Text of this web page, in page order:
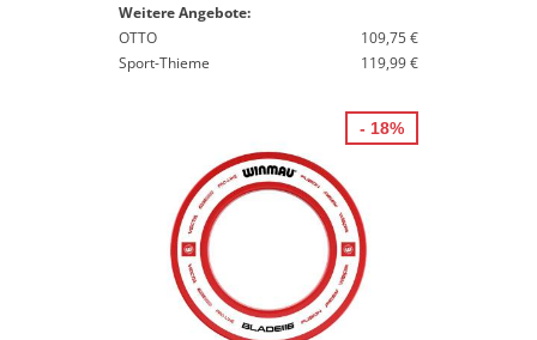
Weitere Angebote:
OTTO
109,75 €
Sport-Thieme
119,99 €
- 18%